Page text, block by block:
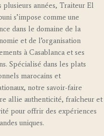
plusieurs années, Traiteur El
s’impose comme une
dans le domaine de la
et de l’organisation
à Casablanca et ses
Spécialisé dans les plats
marocains et
notre savoir-faire
allie authenticité, fraîcheur et
pour offrir des expériences
uniques.